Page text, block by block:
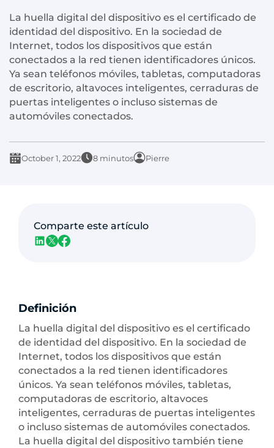
La huella digital del dispositivo es el certificado de
identidad del dispositivo. En la sociedad de
Internet, todos los dispositivos que están
conectados a la red tienen identificadores únicos.
Ya sean teléfonos móviles, tabletas, computadoras
de escritorio, altavoces inteligentes, cerraduras de
puertas inteligentes o incluso sistemas de
automóviles conectados.
October 1, 2022 8 minutos Pierre
Definición
La huella digital del dispositivo es el certificado
de identidad del dispositivo. En la sociedad de
Internet, todos los dispositivos que están
conectados a la red tienen identificadores
únicos. Ya sean teléfonos móviles, tabletas,
computadoras de escritorio, altavoces
inteligentes, cerraduras de puertas inteligentes
o incluso sistemas de automóviles conectados.
La huella digital del dispositivo también tiene
Comparte este artículo